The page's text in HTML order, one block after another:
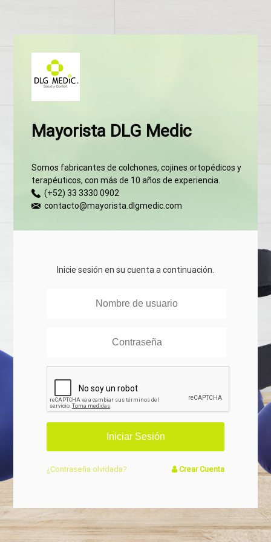
Mayorista DLG Medic
Somos fabricantes de colchones, cojines ortopédicos y
terapéuticos, con más de 10 años de experiencia.
(+52) 33 3330 0902
contacto@mayorista.dlgmedic.com
Inicie sesión en su cuenta a continuación.
¿Contraseña olvidada? Crear Cuenta